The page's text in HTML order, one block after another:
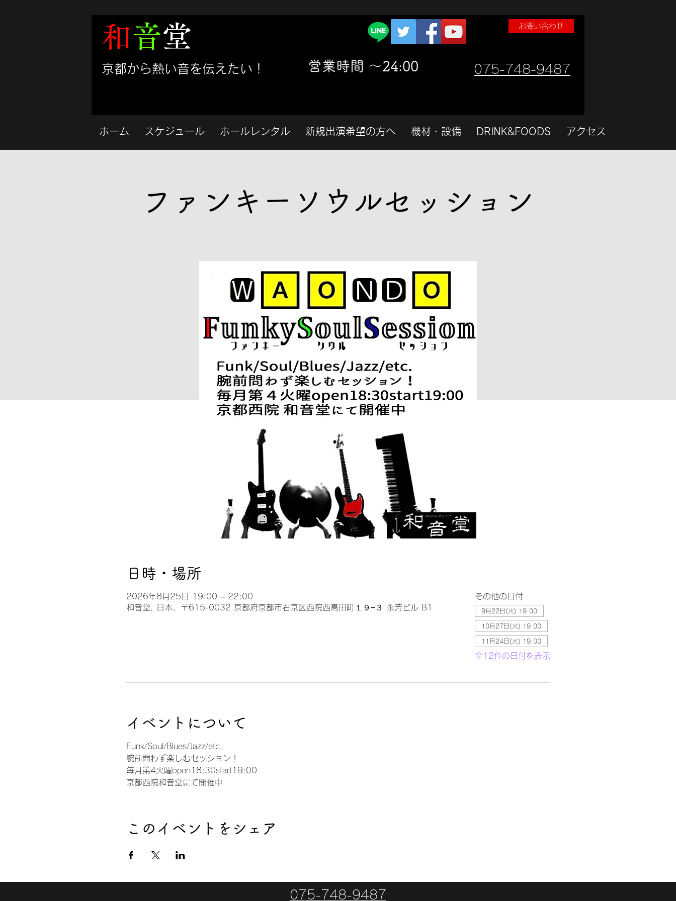
和音堂
​京都から熱い音を伝えたい！
お問い合わせ
​営業時間 〜24:00 075-748-9487
ホーム スケジュール ホールレンタル 新規出演希望の方へ 機材・設備 DRINK&FOODS アクセス
ファンキーソウルセッション
日時・場所
2026年8月25日 19:00 – 22:00
和音堂, 日本、〒615-0032 京都府京都市右京区西院西高田町１９−３ 永芳ビル B1
その他の日付
9月22日(火) 19:00
10月27日(火) 19:00
11月24日(火) 19:00
全12件の日付を表示
イベントについて
Funk/Soul/Blues/Jazz/etc.
腕前問わず楽しむセッション！
毎月第4火曜open18:30start19:00
京都西院和音堂にて開催中
このイベントをシェア
075-748-9487